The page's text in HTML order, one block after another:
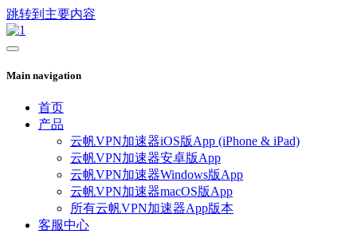
跳转到主要内容
Main navigation
首页
产品
云帆VPN加速器iOS版App (iPhone & iPad)
云帆VPN加速器安卓版App
云帆VPN加速器Windows版App
云帆VPN加速器macOS版App
所有云帆VPN加速器App版本
客服中心